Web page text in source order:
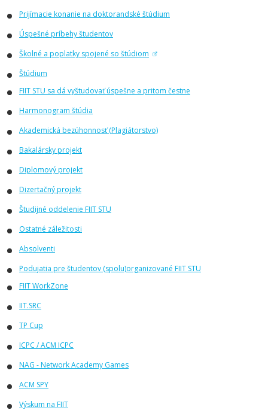
Prijímacie konanie na doktorandské štúdium
Úspešné príbehy študentov
Školné a poplatky spojené so štúdiom
Štúdium
FIIT STU sa dá vyštudovať úspešne a pritom čestne
Harmonogram štúdia
Akademická bezúhonnosť (Plagiátorstvo)
Bakalársky projekt
Diplomový projekt
Dizertačný projekt
Študijné oddelenie FIIT STU
Ostatné záležitosti
Absolventi
Podujatia pre študentov (spolu)organizované FIIT STU
FIIT WorkZone
IIT.SRC
TP Cup
ICPC / ACM ICPC
NAG - Network Academy Games
ACM SPY
Výskum na FIIT